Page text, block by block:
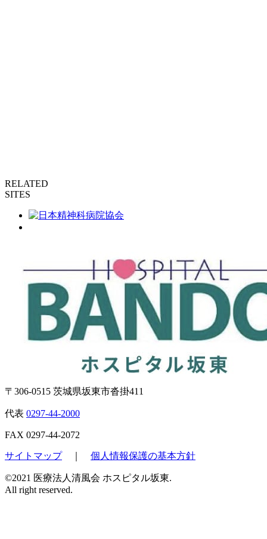
RELATED
SITES
〒306-0515 茨城県坂東市沓掛411
代表 0297-44-2000
FAX 0297-44-2072
サイトマップ｜ 個人情報保護の基本方針
©2021 医療法人清風会 ホスピタル坂東.
All right reserved.